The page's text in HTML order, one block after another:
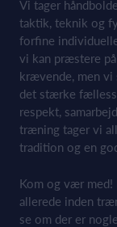
Vi tager
taktik, teknik og
forfine
vi kan præstere
krævende, men
det stærke
respekt,
træning tager vi
tradition og en
Kom og vær med!
allerede inden
se om der er